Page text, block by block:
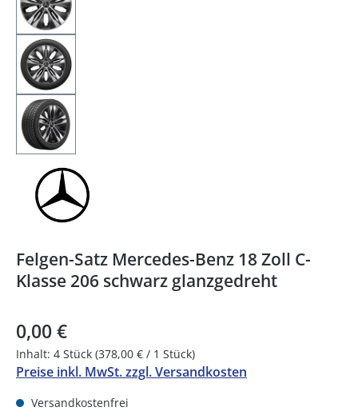
Felgen-Satz Mercedes-Benz 18 Zoll C-
Klasse 206 schwarz glanzgedreht
0,00 €
Inhalt: 4 Stück (378,00 € / 1 Stück)
Preise inkl. MwSt. zzgl. Versandkosten
Versandkostenfrei